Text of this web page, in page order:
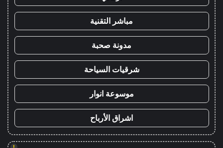
مباشر التقنية
مدونة صحبة
شرقيات السياحة
موسوعة انوار
اشراق الأرباح